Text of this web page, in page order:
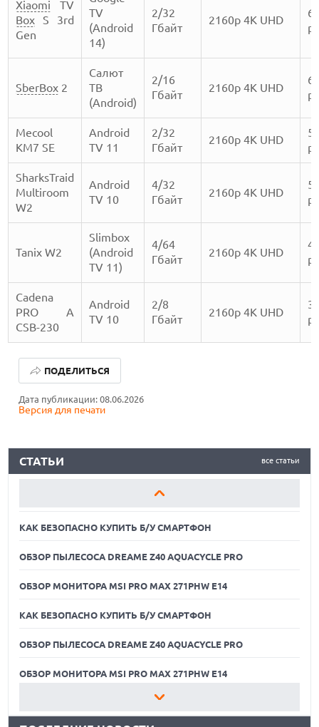
Xiaomi TV
Box S 3rd
Gen
TV
(Android
14)
2/32
Гбайт
2160p 4K UHD
SberBox 2
Салют
ТВ
(Android)
2/16
Гбайт
2160p 4K UHD
Mecool
KM7 SE
Android
TV 11
2/32
Гбайт
2160p 4K UHD
SharksTraid
Multiroom
W2
Android
TV 10
4/32
Гбайт
2160p 4K UHD
Tanix W2
Slimbox
(Android
TV 11)
4/64
Гбайт
2160p 4K UHD
Cadena
PRO A
CSB-230
Android
TV 10
2/8
Гбайт
2160p 4K UHD
Дата публикации: 08.06.2026
Версия для печати
ПОДЕЛИТЬСЯ
все статьи
СТАТЬИ
ОБЗОР ПЫЛЕСОСА DREAME Z40 AQUACYCLE PRO
ОБЗОР МОНИТОРА MSI PRO MAX 271PHW E14
ОБЗОР МОНИТОРА MSI PRO MAX 271PHW E14
КАК БЕЗОПАСНО КУПИТЬ Б/У СМАРТФОН
ОБЗОР ПЫЛЕСОСА DREAME Z40 AQUACYCLE PRO
ОБЗОР МОНИТОРА MSI PRO MAX 271PHW E14
КАК БЕЗОПАСНО КУПИТЬ Б/У СМАРТФОН
ОБЗОР ПЫЛЕСОСА DREAME Z40 AQUACYCLE PRO
ОБЗОР МОНИТОРА MSI PRO MAX 271PHW E14
КАК БЕЗОПАСНО КУПИТЬ Б/У СМАРТФОН
06.08.2026
ТОЛЩИНОЙ 4,7 ММ И 12" OLED МАТРИЦЕЙ